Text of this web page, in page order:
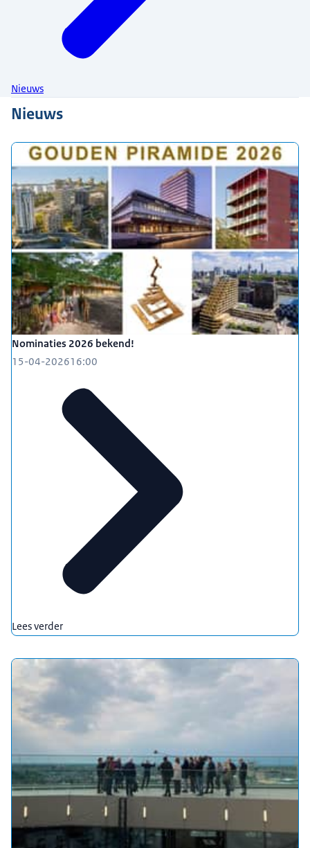
Nieuws
Nieuws
Nominaties 2026 bekend!
15-04-202616:00
Lees verder